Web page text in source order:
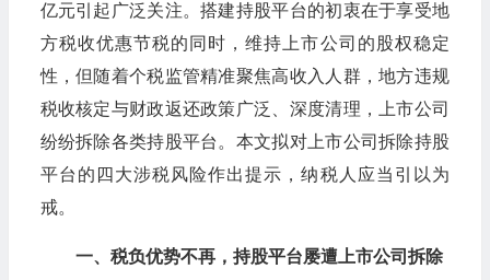
亿元引起广泛关注。搭建持股平台的初衷在于享受地
方税收优惠节税的同时，维持上市公司的股权稳定
性，但随着个税监管精准聚焦高收入人群，地方违规
税收核定与财政返还政策广泛、深度清理，上市公司
纷纷拆除各类持股平台。本文拟对上市公司拆除持股
平台的四大涉税风险作出提示，纳税人应当引以为
戒。
一、税负优势不再，持股平台屡遭上市公司拆除